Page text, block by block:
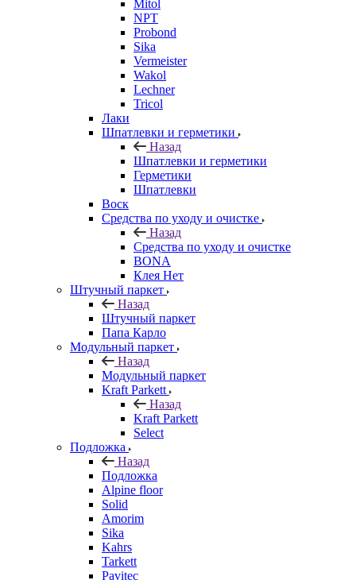
Mitol
NPT
Probond
Sika
Vermeister
Wakol
Lechner
Tricol
Лаки
Шпатлевки и герметики
Назад
Шпатлевки и герметики
Герметики
Шпатлевки
Воск
Средства по уходу и очистке
Назад
Средства по уходу и очистке
BONA
Клея Нет
Штучный паркет
Назад
Штучный паркет
Папа Карло
Модульный паркет
Назад
Модульный паркет
Kraft Parkett
Назад
Kraft Parkett
Select
Подложка
Назад
Подложка
Alpine floor
Solid
Amorim
Sika
Kahrs
Tarkett
Pavitec